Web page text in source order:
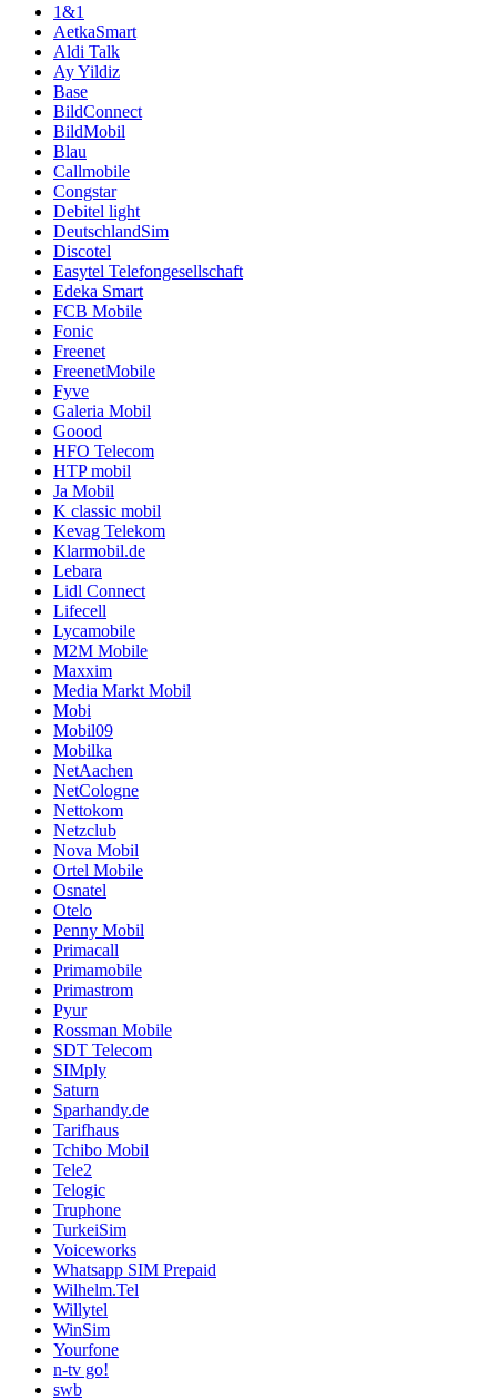
1&1
AetkaSmart
Aldi Talk
Ay Yildiz
Base
BildConnect
BildMobil
Blau
Callmobile
Congstar
Debitel light
DeutschlandSim
Discotel
Easytel Telefongesellschaft
Edeka Smart
FCB Mobile
Fonic
Freenet
FreenetMobile
Fyve
Galeria Mobil
Goood
HFO Telecom
HTP mobil
Ja Mobil
K classic mobil
Kevag Telekom
Klarmobil.de
Lebara
Lidl Connect
Lifecell
Lycamobile
M2M Mobile
Maxxim
Media Markt Mobil
Mobi
Mobil09
Mobilka
NetAachen
NetCologne
Nettokom
Netzclub
Nova Mobil
Ortel Mobile
Osnatel
Otelo
Penny Mobil
Primacall
Primamobile
Primastrom
Pyur
Rossman Mobile
SDT Telecom
SIMply
Saturn
Sparhandy.de
Tarifhaus
Tchibo Mobil
Tele2
Telogic
Truphone
TurkeiSim
Voiceworks
Whatsapp SIM Prepaid
Wilhelm.Tel
Willytel
WinSim
Yourfone
n-tv go!
swb